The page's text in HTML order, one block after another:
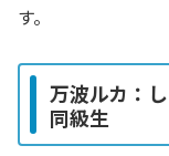
す。
万波ルカ：
同級生